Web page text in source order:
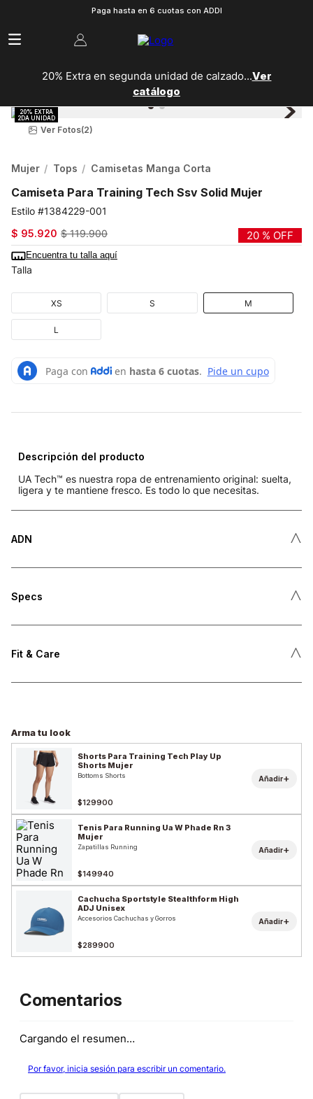
Paga hasta en 6 cuotas con ADDI
20% Extra en segunda unidad de calzado...Ver
catálogo
Ver Fotos(2)
Mujer Tops Camisetas Manga Corta
Camiseta Para Training Tech Ssv Solid Mujer
1384229-001
$ 95.920 $ 119.900 20 % OFF
Encuentra tu talla aquí
Talla
XS S M
L
Descripción del producto
UA Tech™ es nuestra ropa de entrenamiento original: suelta,
ligera y te mantiene fresco. Es todo lo que necesitas.
ADN ˄
Specs ˄
Fit & Care ˄
Arma tu look
Shorts Para Training Tech Play Up
Shorts Mujer
Bottoms Shorts
$129900
Añadir+
Tenis Para Running Ua W Phade Rn 3
Mujer
Zapatillas Running
$149940
Añadir+
Cachucha Sportstyle Stealthform High
ADJ Unisex
Accesorios Cachuchas y Gorros
$289900
Añadir+
Comentarios
Cargando el resumen…
Por favor, inicia sesión para escribir un comentario.